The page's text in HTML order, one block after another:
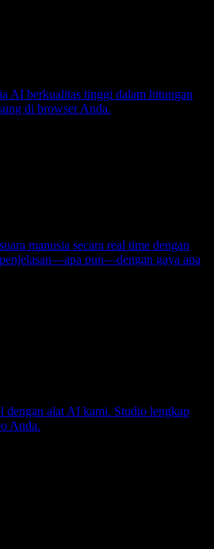
AI berkualitas tinggi dalam hitungan
di browser Anda.
manusia secara real time dengan
pun—dengan gaya apa
dengan alat AI kami. Studio lengkap
Anda.